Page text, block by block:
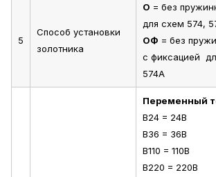
5
Способ установки
золотника
О = без
для схем 574,
ОФ = без
с фиксацией
574А
Переменный
В24 = 24В
В36 = 36В
В110 = 110В
В220 = 220В